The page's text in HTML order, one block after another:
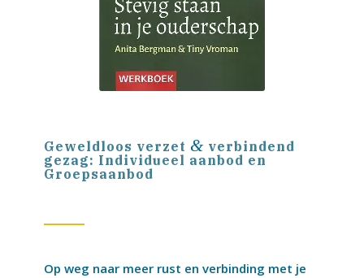
Geweldloos verzet &verbindend
gezag: Individueel aanbod en
Groepsaanbod
Op weg naar meer rust en verbinding met je